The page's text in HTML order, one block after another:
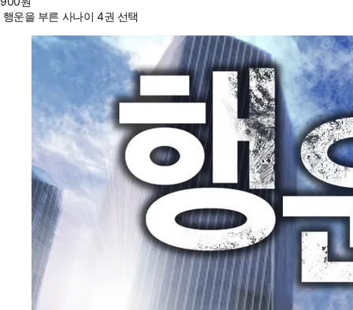
행운을 부른 사나이 4권 선택